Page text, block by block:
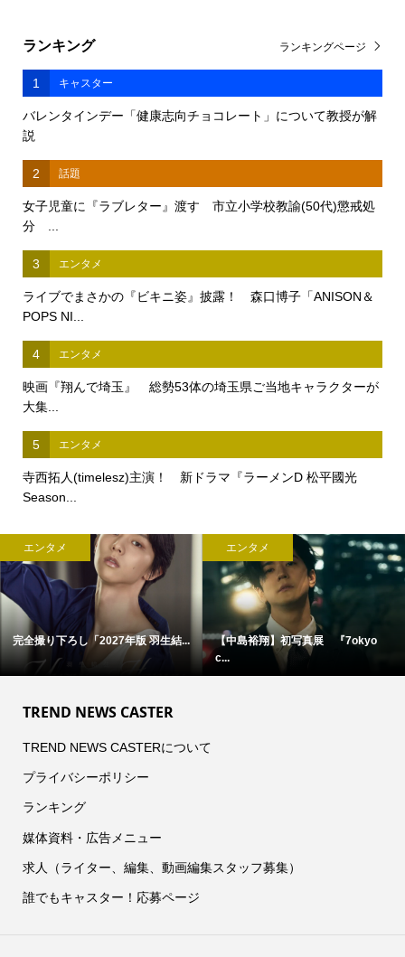
ランキング
1 キャスター
バレンタインデー「健康志向チョコレート」について教授が解
説
2 話題
女子児童に『ラブレター』渡す 市立小学校教諭(50代)懲戒処
分 ...
3 エンタメ
ライブでまさかの『ビキニ姿』披露！ 森口博子「ANISON＆
POPS NI...
4 エンタメ
映画『翔んで埼玉』 総勢53体の埼玉県ご当地キャラクターが
大集...
5 エンタメ
寺西拓人(timelesz)主演！ 新ドラマ『ラーメンD 松平國光
Season...
ランキングページ
】初写真展 『7okyo
エンタメ
菊池風磨(timelesz)出演！
エンタ
髙橋海人
TREND NEWS CASTER
TREND NEWS CASTERについて
プライバシーポリシー
ランキング
媒体資料・広告メニュー
求人（ライター、編集、動画編集スタッフ募集）
誰でもキャスター！応募ページ